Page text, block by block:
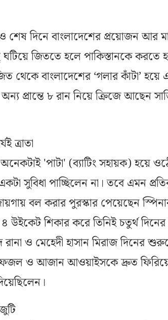
দিনে বাংলাদেশের প্রয়োজন আর
জিততে হলে পাকিস্তানকে করতে
বাংলাদেশের ‘গলার কাঁটা’ হয়ে
প্রান্তে ৮ রান নিয়ে ক্রিজে আছেন
ত্রাতা
'পাটা' (ব্যাটিং সহায়ক) হয়ে
সুবিধা পাচ্ছিলেন না। তবে এমন
বল করার পুরস্কার পেয়েছেন
শিকার করে তিনিই চতুর্থ দিনের
ও মেহেদী হাসান মিরাজ দিনের
ফজল ও আজান আওয়াইসকে দ্রুত